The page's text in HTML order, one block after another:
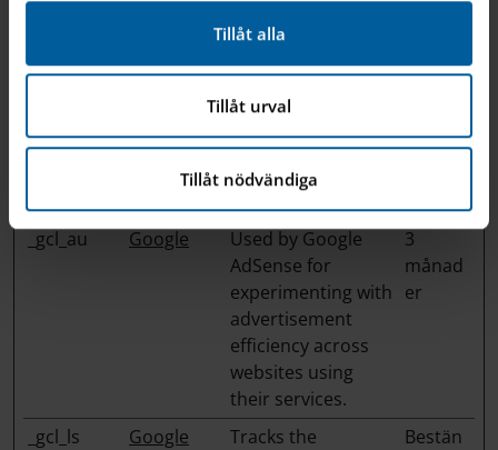
Tillåt alla
Tillåt urval
Tillåt nödvändiga
about the visitor's
device and
behavior. Tracks
the visitor across
devices and
marketing
_gcl_au Google
Used by Google
AdSense for
experimenting with
advertisement
efficiency across
websites using
their services.
3
månad
er
_gcl_ls Google
Tracks the
Bestän